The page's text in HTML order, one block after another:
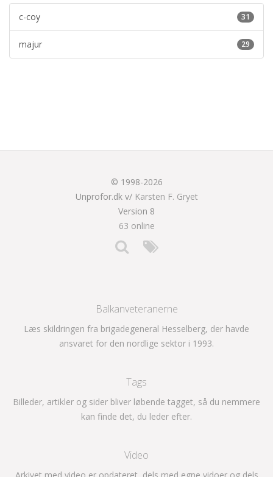
31
c-coy
29
majur
© 1998-2026
Unprofor.dk v/ Karsten F. Gryet
Version 8
63 online
Balkanveteranerne
Læs skildringen fra brigadegeneral Hesselberg, der havde
ansvaret for den nordlige sektor i 1993.
Tags
Billeder, artikler og sider bliver løbende tagget, så du nemmere
kan finde det, du leder efter.
Video
Arkivet med video er opdateret, dels med egne vidoer og dels